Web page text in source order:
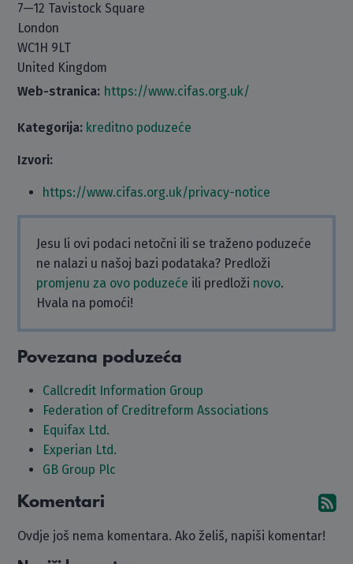
7—12 Tavistock Square
London
WC1H 9LT
United Kingdom
Web-stranica: https://www.cifas.org.uk/
Kategorija: kreditno poduzeće
Izvori:
https://www.cifas.org.uk/privacy-notice
Jesu li ovi podaci netočni ili se traženo poduzeće
ne nalazi u našoj bazi podataka? Predloži
promjenu za ovo poduzeće ili predloži novo.
Hvala na pomoći!
Povezana poduzeća
Callcredit Information Group
Federation of Creditreform Associations
Equifax Ltd.
Experian Ltd.
GB Group Plc
Komentari
Ovdje još nema komentara. Ako želiš, napiši komentar!